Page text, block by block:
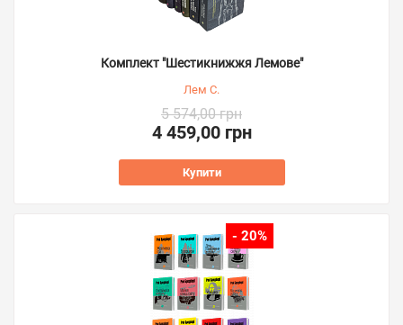
Комплект "Шестикнижжя Лемове"
Лем С.
5 574,00 грн
4 459,00 грн
Купити
- 20%